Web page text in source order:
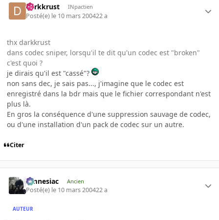
darkkrust INpactien
Posté(e) le 10 mars 200422 a
thx darkkrust
dans codec sniper, lorsqu'il te dit qu'un codec est "broken"
c'est quoi ?
je dirais qu'il est "cassé"?
non sans dec, je sais pas..., j'imagine que le codec est
enregistré dans la bdr mais que le fichier correspondant n'est
plus là.
En gros la conséquence d'une suppression sauvage de codec,
ou d'une installation d'un pack de codec sur un autre.
Citer
Amnesiac Ancien
Posté(e) le 10 mars 200422 a
AUTEUR